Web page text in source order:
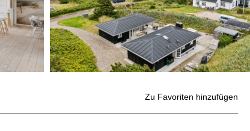
Zu Favoriten hinzufügen